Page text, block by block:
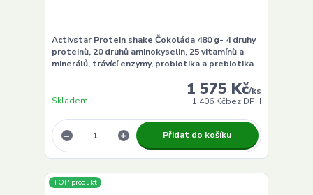
Activstar Protein shake Čokoláda 480 g- 4 druhy
proteinů, 20 druhů aminokyselin, 25 vitamínů a
minerálů, trávící enzymy, probiotika a prebiotika
1 575 Kč/ks
1 406 Kčbez DPH
Skladem
Přidat do košíku
TOP produkt